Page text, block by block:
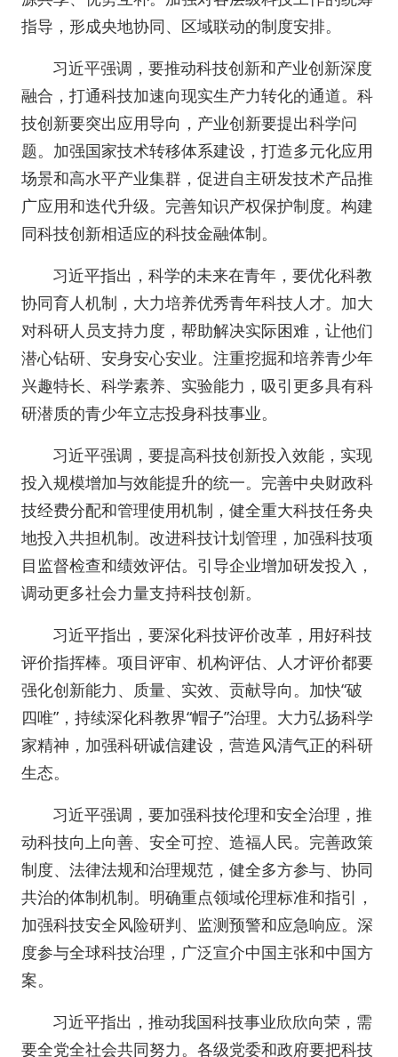
指导，形成央地协同、区域联动的制度安排。
习近平强调，要推动科技创新和产业创新深度
融合，打通科技加速向现实生产力转化的通道。科
技创新要突出应用导向，产业创新要提出科学问
题。加强国家技术转移体系建设，打造多元化应用
场景和高水平产业集群，促进自主研发技术产品推
广应用和迭代升级。完善知识产权保护制度。构建
同科技创新相适应的科技金融体制。
习近平指出，科学的未来在青年，要优化科教
协同育人机制，大力培养优秀青年科技人才。加大
对科研人员支持力度，帮助解决实际困难，让他们
潜心钻研、安身安心安业。注重挖掘和培养青少年
兴趣特长、科学素养、实验能力，吸引更多具有科
研潜质的青少年立志投身科技事业。
习近平强调，要提高科技创新投入效能，实现
投入规模增加与效能提升的统一。完善中央财政科
技经费分配和管理使用机制，健全重大科技任务央
地投入共担机制。改进科技计划管理，加强科技项
目监督检查和绩效评估。引导企业增加研发投入，
调动更多社会力量支持科技创新。
习近平指出，要深化科技评价改革，用好科技
评价指挥棒。项目评审、机构评估、人才评价都要
强化创新能力、质量、实效、贡献导向。加快“破
四唯”，持续深化科教界“帽子”治理。大力弘扬科学
家精神，加强科研诚信建设，营造风清气正的科研
生态。
习近平强调，要加强科技伦理和安全治理，推
动科技向上向善、安全可控、造福人民。完善政策
制度、法律法规和治理规范，健全多方参与、协同
共治的体制机制。明确重点领域伦理标准和指引，
加强科技安全风险研判、监测预警和应急响应。深
度参与全球科技治理，广泛宣介中国主张和中国方
案。
习近平指出，推动我国科技事业欣欣向荣，需
要全党全社会共同努力。各级党委和政府要把科技